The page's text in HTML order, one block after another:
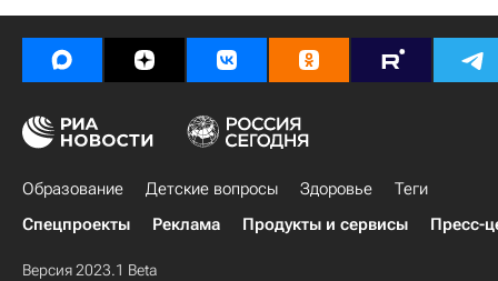
Образование Детские вопросы Здоровье
Теги
Спецпроекты
Реклама Продукты и сервисы Пресс-
Версия 2023.1 Beta